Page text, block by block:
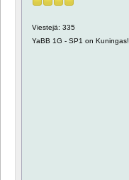
Viestejä: 335
YaBB 1G - SP1 on Kuningas!